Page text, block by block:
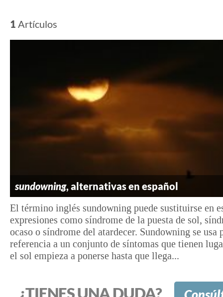
1 Artículos
sundowning, alternativas en español
El término inglés sundowning puede sustituirse en
expresiones como síndrome de la puesta de sol,
ocaso o síndrome del atardecer. Sundowning se usa
referencia a un conjunto de síntomas que tienen
el sol empieza a ponerse hasta que llega...
¿TIENES UNA DUDA?